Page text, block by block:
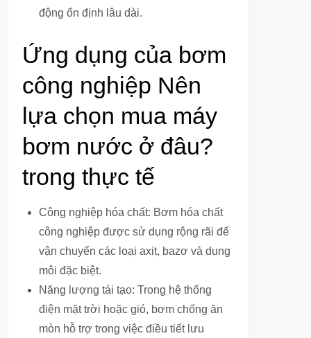
động ổn định lâu dài.
Ứng dụng của bơm
công nghiệp Nên
lựa chọn mua máy
bơm nước ở đâu?
trong thực tế
Công nghiệp hóa chất: Bơm hóa chất
công nghiệp được sử dụng rộng rãi để
vận chuyển các loại axit, bazơ và dung
môi đặc biệt.
Năng lượng tái tạo: Trong hệ thống
điện mặt trời hoặc gió, bơm chống ăn
mòn hỗ trợ trong việc điều tiết lưu